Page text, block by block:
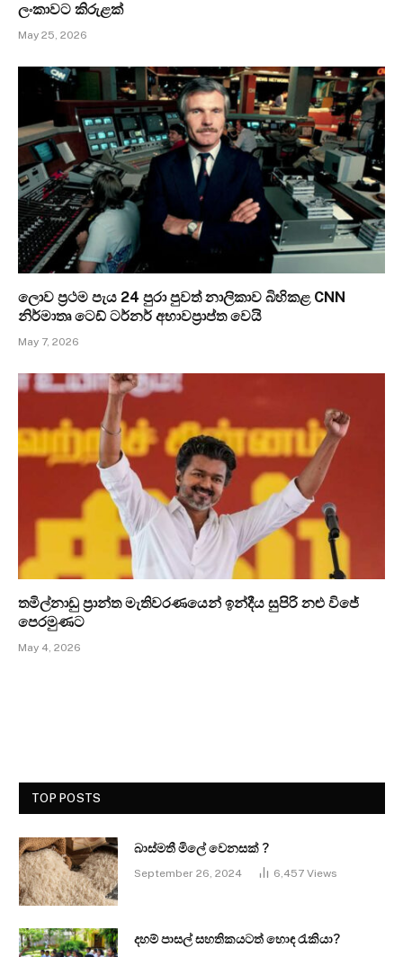
ලංකාවට කිරුළක්
May 25, 2026
ලොව ප්‍රථම පැය 24 පුරා පුවත් නාලිකාව බිහිකළ CNN
නිර්මාතෘ ටෙඩ් ටර්නර් අභාවප්‍රාප්ත වෙයි
May 7, 2026
තමිල්නාඩු ප්‍රාන්ත මැතිවරණයෙන් ඉන්දීය සුපිරි නළු විජේ
පෙරමුණට
May 4, 2026
TOP POSTS
බාස්මතී මිලේ වෙනසක් ?
September 26, 2024 6,457 Views
දහම් පාසල් සහතිකයටත් හොඳ රැකියා?